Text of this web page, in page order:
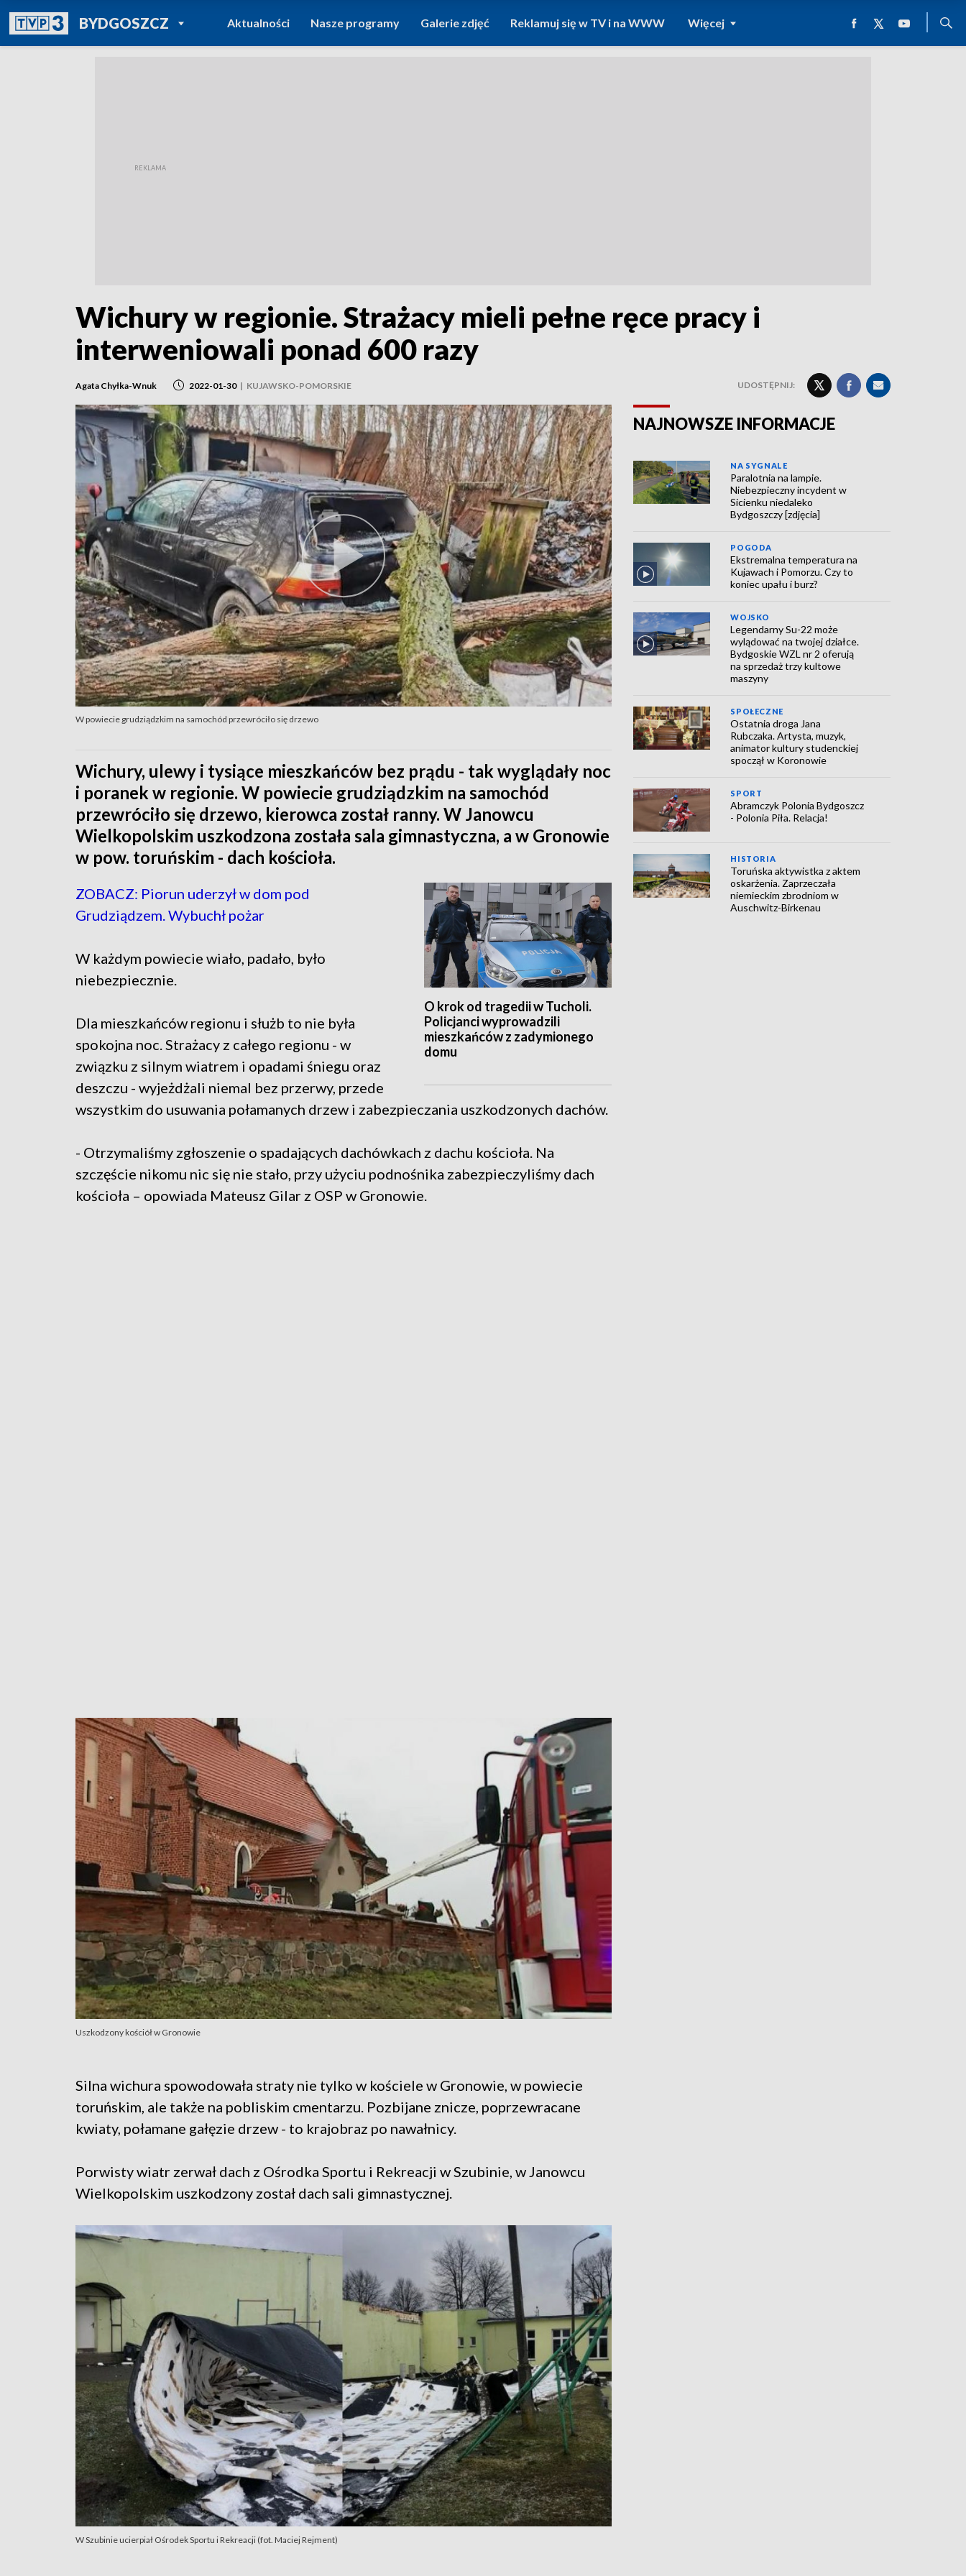
BYDGOSZCZPOWRÓT DO
TVP REGIONY
Aktualności Nasze programy Galerie zdjęć Reklamuj się w TV i na WWW Więcej
Wichury w regionie. Strażacy mieli pełne ręce pracy i
interweniowali ponad 600 razy
Agata Chyłka-Wnuk 2022-01-30 | KUJAWSKO-POMORSKIE UDOSTĘPNIJ:
W powiecie grudziądzkim na samochód przewróciło się drzewo
Wichury, ulewy i tysiące mieszkańców bez prądu - tak wyglądały noc
i poranek w regionie. W powiecie grudziądzkim na samochód
przewróciło się drzewo, kierowca został ranny. W Janowcu
Wielkopolskim uszkodzona została sala gimnastyczna, a w Gronowie
w pow. toruńskim - dach kościoła.
O krok od tragedii w Tucholi.
Policjanci wyprowadzili
mieszkańców z zadymionego
domu
ZOBACZ: Piorun uderzył w dom pod
Grudziądzem. Wybuchł pożar
W każdym powiecie wiało, padało, było
niebezpiecznie.
Dla mieszkańców regionu i służb to nie była
spokojna noc. Strażacy z całego regionu - w
związku z silnym wiatrem i opadami śniegu oraz
deszczu - wyjeżdżali niemal bez przerwy, przede
wszystkim do usuwania połamanych drzew i zabezpieczania uszkodzonych dachów.
- Otrzymaliśmy zgłoszenie o spadających dachówkach z dachu kościoła. Na
szczęście nikomu nic się nie stało, przy użyciu podnośnika zabezpieczyliśmy dach
kościoła – opowiada Mateusz Gilar z OSP w Gronowie.
Uszkodzony kościół w Gronowie
Silna wichura spowodowała straty nie tylko w kościele w Gronowie, w powiecie
toruńskim, ale także na pobliskim cmentarzu. Pozbijane znicze, poprzewracane
kwiaty, połamane gałęzie drzew - to krajobraz po nawałnicy.
Porwisty wiatr zerwał dach z Ośrodka Sportu i Rekreacji w Szubinie, w Janowcu
Wielkopolskim uszkodzony został dach sali gimnastycznej.
W Szubinie ucierpiał Ośrodek Sportu i Rekreacji (fot. Maciej Rejment)
NAJNOWSZE INFORMACJE
NA SYGNALE
Paralotnia na lampie.
Niebezpieczny incydent w
Sicienku niedaleko
Bydgoszczy [zdjęcia]
POGODA
Ekstremalna temperatura na
Kujawach i Pomorzu. Czy to
koniec upału i burz?
WOJSKO
Legendarny Su-22 może
wylądować na twojej działce.
Bydgoskie WZL nr 2 oferują
na sprzedaż trzy kultowe
maszyny
SPOŁECZNE
Ostatnia droga Jana
Rubczaka. Artysta, muzyk,
animator kultury studenckiej
spoczął w Koronowie
SPORT
Abramczyk Polonia Bydgoszcz
- Polonia Piła. Relacja!
HISTORIA
Toruńska aktywistka z aktem
oskarżenia. Zaprzeczała
niemieckim zbrodniom w
Auschwitz-Birkenau